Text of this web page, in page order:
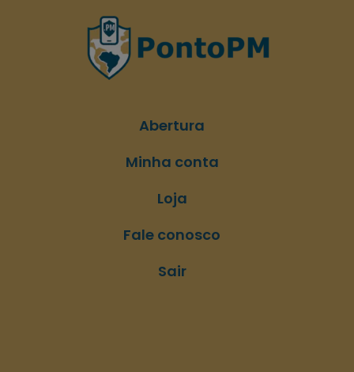
Abertura
Minha conta
Loja
Fale conosco
Sair